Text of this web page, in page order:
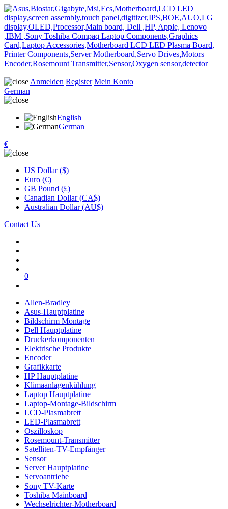
Anmelden Register Mein Konto
German
English
German
€
US Dollar ($)
Euro (€)
GB Pound (£)
Canadian Dollar (CA$)
Australian Dollar (AU$)
Contact Us
0
Allen-Bradley
Asus-Hauptplatine
Bildschirm Montage
Dell Hauptplatine
Druckerkomponenten
Elektrische Produkte
Encoder
Grafikkarte
HP Hauptplatine
Klimaanlagenkühlung
Laptop Hauptplatine
Laptop-Montage-Bildschirm
LCD-Plasmabrett
LED-Plasmabrett
Oszilloskop
Rosemount-Transmitter
Satelliten-TV-Empfänger
Sensor
Server Hauptplatine
Servoantriebe
Sony TV-Karte
Toshiba Mainboard
Wechselrichter-Motherboard